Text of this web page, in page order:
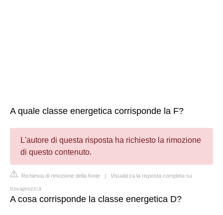
A quale classe energetica corrisponde la F?
L'autore di questa risposta ha richiesto la rimozione
di questo contenuto.
Richiesta di rimozione della fonte | Visualizza la risposta completa su
trovaprezzi.it
A cosa corrisponde la classe energetica D?